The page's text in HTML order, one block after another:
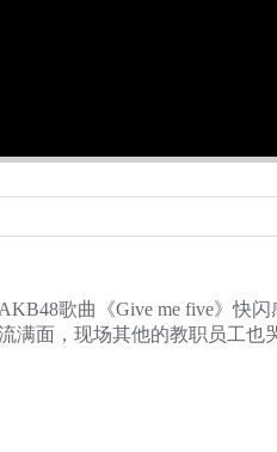
歌曲《Give me five》快闪
满面，现场其他的教职员工也